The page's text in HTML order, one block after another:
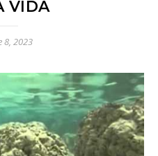
VIDA
8, 2023